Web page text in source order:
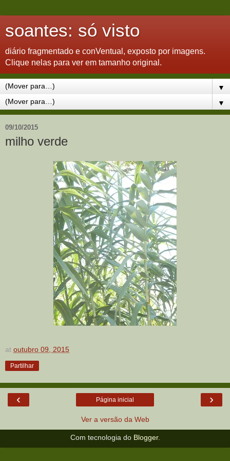
soantes: só visto
diário fragmentado e conVentual, exposto por imagens.
Clique nelas para ver em tamanho original.
▼
▼
09/10/2015
milho verde
at outubro 09, 2015
Partilhar
‹ ›
Página inicial
Ver a versão da Web
Com tecnologia do Blogger.